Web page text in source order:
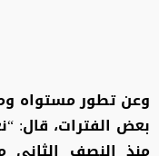
وعن تطور مستواه
بعض الفترات، قال: